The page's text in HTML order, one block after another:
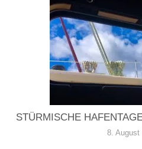
STÜRMISCHE
8. August